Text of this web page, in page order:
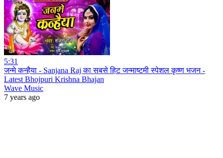
5:31
जन्मे कन्हैया - Sanjana Raj का सबसे हिट जन्माष्टमी स्पेशल कृष्ण भजन -
Latest Bhojpuri Krishna Bhajan
Wave Music
7 years ago